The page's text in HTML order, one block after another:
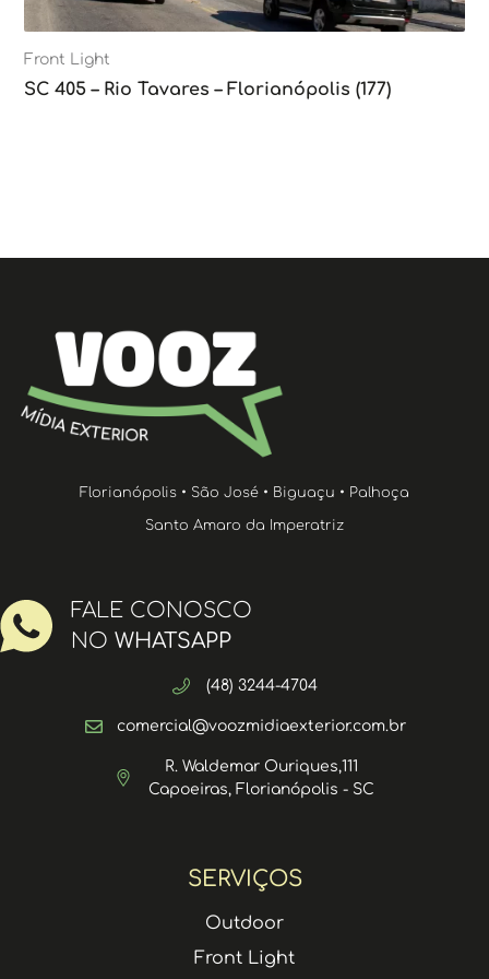
Front Light
SC 405 – Rio Tavares – Florianópolis (177)
SERVIÇOS
Outdoor
Front Light
Florianópolis • São José • Biguaçu • Palhoça
Santo Amaro da Imperatriz
FALE CONOSCO
NO WHATSAPP
(48) 3244-4704
comercial@voozmidiaexterior.com.br
R. Waldemar Ouriques,111
Capoeiras, Florianópolis - SC